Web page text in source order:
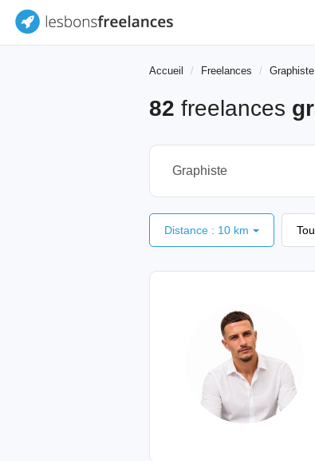
Accueil Freelances Graphiste
82 freelances
Distance : 10 km